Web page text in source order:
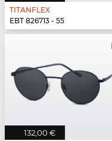
TITANFLEX
EBT 826713 - 55
132,00 €